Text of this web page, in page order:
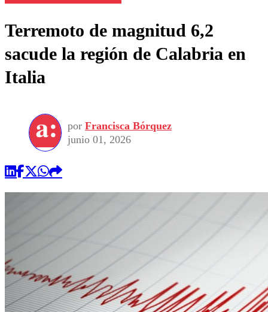
Terremoto de magnitud 6,2
sacude la región de Calabria en
Italia
por Francisca Bórquez
junio 01, 2026